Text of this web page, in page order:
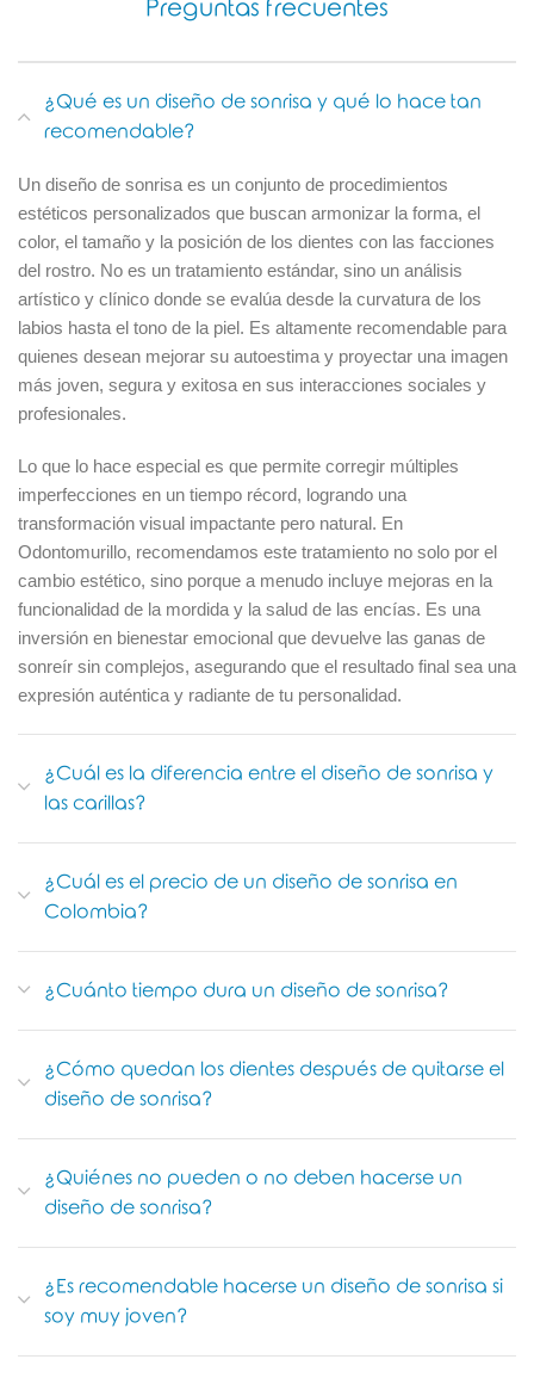
Preguntas frecuentes
¿Qué es un diseño de sonrisa y qué lo hace tan
recomendable?
Un diseño de sonrisa es un conjunto de procedimientos
estéticos personalizados que buscan armonizar la forma, el
color, el tamaño y la posición de los dientes con las facciones
del rostro. No es un tratamiento estándar, sino un análisis
artístico y clínico donde se evalúa desde la curvatura de los
labios hasta el tono de la piel. Es altamente recomendable para
quienes desean mejorar su autoestima y proyectar una imagen
más joven, segura y exitosa en sus interacciones sociales y
profesionales.
Lo que lo hace especial es que permite corregir múltiples
imperfecciones en un tiempo récord, logrando una
transformación visual impactante pero natural. En
Odontomurillo, recomendamos este tratamiento no solo por el
cambio estético, sino porque a menudo incluye mejoras en la
funcionalidad de la mordida y la salud de las encías. Es una
inversión en bienestar emocional que devuelve las ganas de
sonreír sin complejos, asegurando que el resultado final sea una
expresión auténtica y radiante de tu personalidad.
¿Cuál es la diferencia entre el diseño de sonrisa y
las carillas?
¿Cuál es el precio de un diseño de sonrisa en
Colombia?
¿Cuánto tiempo dura un diseño de sonrisa?
¿Cómo quedan los dientes después de quitarse el
diseño de sonrisa?
¿Quiénes no pueden o no deben hacerse un
diseño de sonrisa?
¿Es recomendable hacerse un diseño de sonrisa si
soy muy joven?